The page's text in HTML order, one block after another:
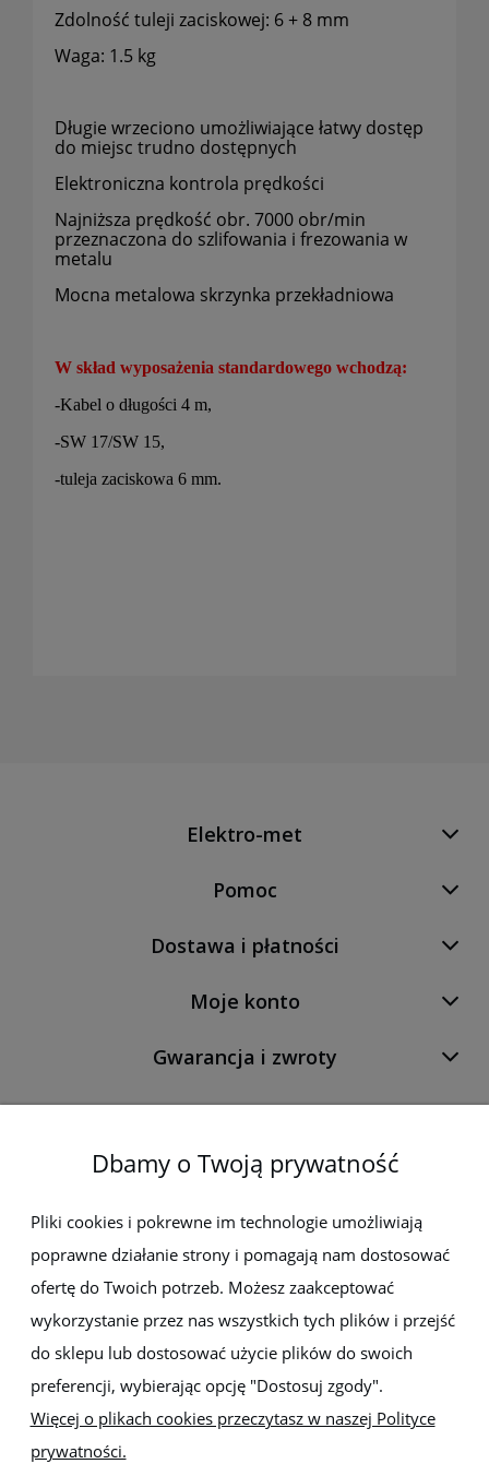
Zdolność tuleji zaciskowej: 6 + 8 mm
Waga: 1.5 kg
Długie wrzeciono umożliwiające łatwy dostęp
do miejsc trudno dostępnych
Elektroniczna kontrola prędkości
Najniższa prędkość obr. 7000 obr/min
przeznaczona do szlifowania i frezowania w
metalu
Mocna metalowa skrzynka przekładniowa
W skład wyposażenia standardowego wchodzą:
-Kabel o długości 4 m,
-SW 17/SW 15,
-tuleja zaciskowa 6 mm.
Elektro-met
Pomoc
Dostawa i płatności
Moje konto
Gwarancja i zwroty
O firmie
Newsletter
Zapisz się do newslettera, aby być na bieżąco z nowościami i
promocjami
Dbamy o Twoją prywatność
Pliki cookies i pokrewne im technologie umożliwiają
poprawne działanie strony i pomagają nam dostosować
ofertę do Twoich potrzeb. Możesz zaakceptować
wykorzystanie przez nas wszystkich tych plików i przejść
do sklepu lub dostosować użycie plików do swoich
preferencji, wybierając opcję "Dostosuj zgody".
Więcej o plikach cookies przeczytasz w naszej Polityce
prywatności.